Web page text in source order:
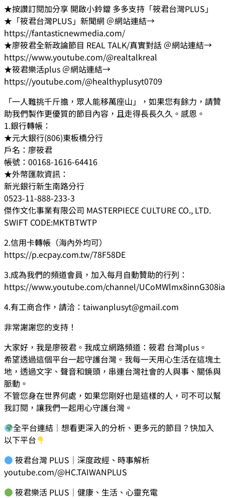
★按讚訂閱加分享 開啟小鈴鐺 多多支持「筱君台灣PLUS」
★「筱君台灣PLUS」新聞網 ＠網站連結→
https://fantasticnewmedia.com/
★廖筱君全新政論節目 REAL TALK/真實對話 ＠網站連結→
https://www.youtube.com/@realtalkreal
★筱君樂活plus ＠網站連結→
https://youtube.com/@healthyplusyt0709
「一人難挑千斤擔，眾人能移萬座山」，如果您有餘力，請贊
助我們製作更優質的節目內容，且走得長長久久。感恩。
1.銀行轉帳：
★元大銀行(806)東板橋分行
戶名：廖筱君
帳號：00168-1616-64416
★外幣匯款資訊：
新光銀行新生南路分行
0523-11-888-233-3
傑作文化事業有限公司 MASTERPIECE CULTURE CO., LTD.
SWIFT CODE:MKTBTWTP
2.信用卡轉帳（海內外均可）
https://p.ecpay.com.tw/78F58DE
3.成為我們的頻道會員，加入每月自動贊助的行列：
https://www.youtube.com/channel/
4.有工商合作，請洽： taiwanplusyt@gmail.com
非常謝謝您的支持！
大家好，我是廖筱君。我成立網路頻道：筱君 台灣plus。
希望透過這個平台一起守護台灣。我每一天用心生活在這塊土
地，透過文字、聲音和鏡頭，串連台灣社會的人與事、關係與
脈動。
不管您身在世界何處，如果您剛好也是這樣的人，可不可以幫
我訂閱，讓我們一起用心守護台灣。
全平台連結｜想看更深入的分析、更多元的節目？快加入
以下平台
筱君台灣 PLUS｜深度政經、時事解析
youtube.com/@HC.TAIWANPLUS
筱君樂活 PLUS｜健康、生活、心靈充電